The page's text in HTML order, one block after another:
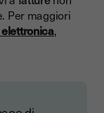
Per maggiori
,